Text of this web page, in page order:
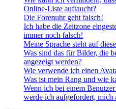
Online-Liste auftaucht?
Die Forenuhr geht falsch!
Ich habe die Zeitzone
immer noch falsch!
Meine Sprache steht auf
Was sind das für Bilder, die
angezeigt werden?
Wie verwende ich einen
Was ist mein Rang und wie
Wenn ich bei einem
werde ich aufgefordert, mich